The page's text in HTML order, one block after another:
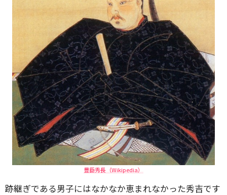
豊臣秀長（Wikipedia）
跡継ぎである男子にはなかなか恵まれなかった秀吉です